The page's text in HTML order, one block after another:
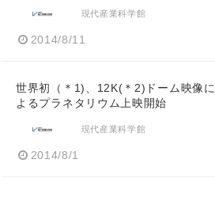
現代産業科学館
2014/8/11
世界初（＊1)、12K(＊2)ドーム映像に
よるプラネタリウム上映開始
現代産業科学館
2014/8/1